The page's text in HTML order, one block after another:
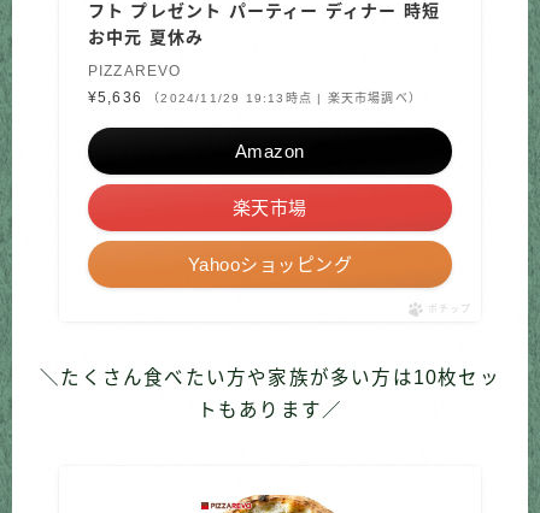
フト プレゼント パーティー ディナー 時短
お中元 夏休み
PIZZAREVO
¥5,636
（2024/11/29 19:13時点 | 楽天市場調べ）
Amazon
楽天市場
Yahooショッピング
ポチップ
＼たくさん食べたい方や家族が多い方は10枚セッ
トもあります／